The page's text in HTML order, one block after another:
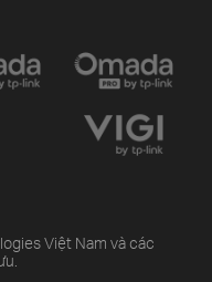
Việt Nam và các